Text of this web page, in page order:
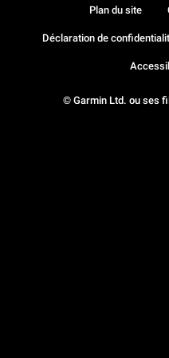
© Garmin Ltd. ou ses
Plan du site
Déclaration de